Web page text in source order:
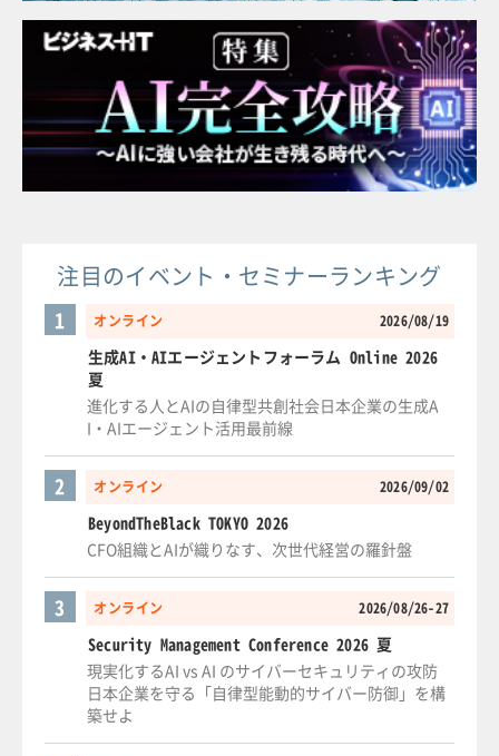
注目のイベント・セミナーランキング
オンライン 2026/08/19
1
生成AI・AIエージェントフォーラム Online 2026
夏
進化する人とAIの自律型共創社会日本企業の生成A
I・AIエージェント活用最前線
オンライン 2026/09/02
2
BeyondTheBlack TOKYO 2026
CFO組織とAIが織りなす、次世代経営の羅針盤
オンライン 2026/08/26-27
3
Security Management Conference 2026 夏
現実化するAI vs AI のサイバーセキュリティの攻防
日本企業を守る「自律型能動的サイバー防御」を構
築せよ